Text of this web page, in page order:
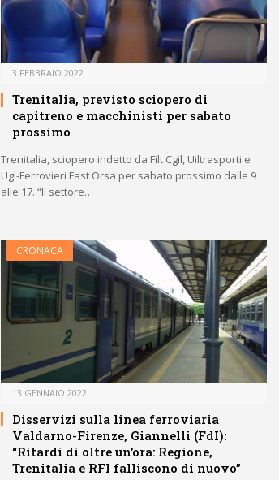
3 FEBBRAIO 2022
Trenitalia, previsto sciopero di
capitreno e macchinisti per sabato
prossimo
Trenitalia, sciopero indetto da Filt Cgil, Uiltrasporti e
Ugl-Ferrovieri Fast Orsa per sabato prossimo dalle 9
alle 17. “Il settore…
CRONACA
13 GENNAIO 2022
Disservizi sulla linea ferroviaria
Valdarno-Firenze, Giannelli (FdI):
“Ritardi di oltre un’ora: Regione,
Trenitalia e RFI falliscono di nuovo”